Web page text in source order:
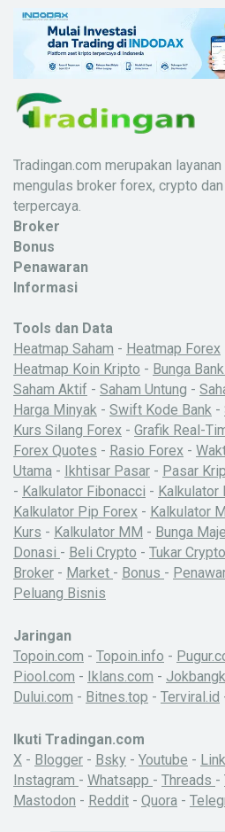
Tradingan.com merupakan
mengulas broker forex, crypto
terpercaya.
Broker
Bonus
Penawaran
Informasi
Tools dan Data
Heatmap Saham - Heatmap Forex
Heatmap Koin Kripto - Bunga
Saham Aktif - Saham Untung -
Harga Minyak - Swift Kode Bank -
Kurs Silang Forex - Grafik Real-
Forex Quotes - Rasio Forex -
Utama - Ikhtisar Pasar - Pasar
- Kalkulator Fibonacci - Kalkulator
Kalkulator Pip Forex - Kalkulator
Kurs - Kalkulator MM - Bunga
Donasi - Beli Crypto - Tukar Crypto
Broker - Market - Bonus -
Peluang Bisnis
Jaringan
Topoin.com - Topoin.info -
Piool.com - Iklans.com -
Dului.com - Bitnes.top - Terviral.id
Ikuti Tradingan.com
X - Blogger - Bsky - Youtube -
Instagram - Whatsapp - Threads -
Mastodon - Reddit - Quora -